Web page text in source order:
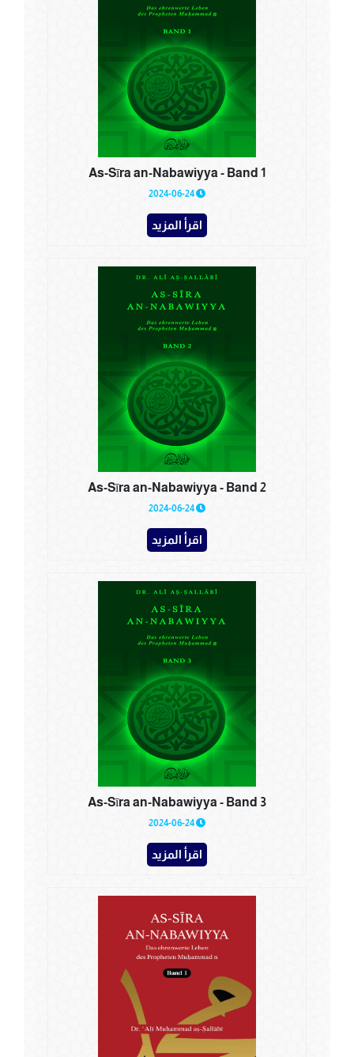
As-Sīra an-Nabawiyya - Band 1
2024-06-24
اقرأ المزيد
As-Sīra an-Nabawiyya - Band 2
2024-06-24
اقرأ المزيد
As-Sīra an-Nabawiyya - Band 3
2024-06-24
اقرأ المزيد